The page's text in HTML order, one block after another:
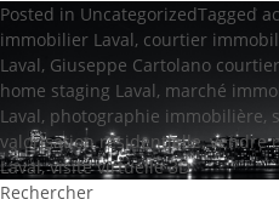
Posted in UncategorizedTagged
immobilier Laval, courtier
Laval, Giuseppe Cartolano courtier
home staging Laval, marché
Laval, photographie immobilière,
valorisation résidentielle,vendre
Laval,visite virtuelle 3D
Rechercher